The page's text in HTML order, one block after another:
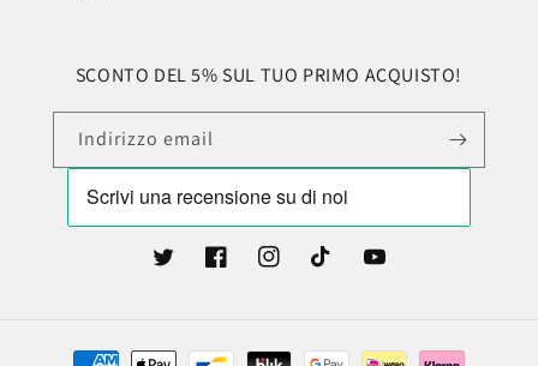
SCONTO DEL 5% SUL TUO PRIMO ACQUISTO!
Indirizzo email
TwitterFacebookInstagramTikTok YouTube
Metodi